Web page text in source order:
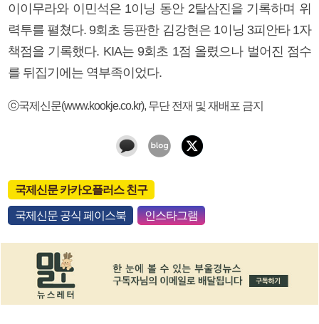
이이무라와 이민석은 1이닝 동안 2탈삼진을 기록하며 위
력투를 펼쳤다. 9회초 등판한 김강현은 1이닝 3피안타 1자
책점을 기록했다. KIA는 9회초 1점 올렸으나 벌어진 점수
를 뒤집기에는 역부족이었다.
ⓒ국제신문(www.kookje.co.kr), 무단 전재 및 재배포 금지
국제신문 카카오플러스 친구
국제신문 공식 페이스북 인스타그램